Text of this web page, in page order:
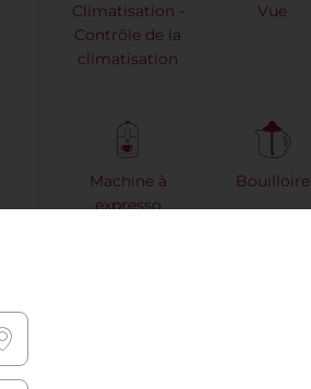
Climatisation -
Contrôle de la
climatisation
Vue
Machine à
expresso
Bouilloire